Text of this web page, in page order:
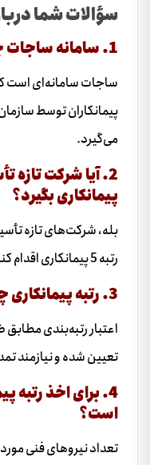
سؤالات شما
1. سامانه ساجات چیست؟
ساجات سامانه‌ای است
پیمانکاران توسط
می‌گیرد.
2. آیا شرکت تازه
پیمانکاری بگیرد؟
بله، شرکت‌های تازه
رتبه 5 پیمانکاری اقدام کنند.
3. رتبه پیمانکاری چند سال اعتبار دارد؟
اعتبار رتبه‌بندی
تعیین شده و نیازمند
4. برای اخذ رتبه
است؟
تعداد نیروهای فنی